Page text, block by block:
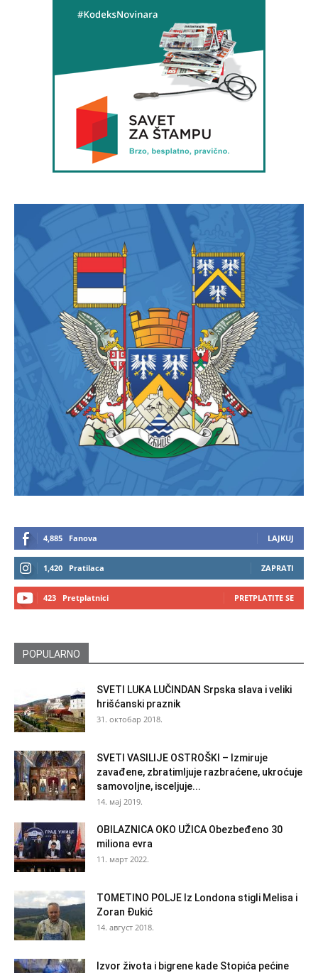
4,885 Fanova LAJKUJ
1,420 Pratilaca ZAPRATI
423 Pretplatnici PRETPLATITE SE
POPULARNO
SVETI LUKA LUČINDAN Srpska slava i veliki
hrišćanski praznik
31. октобар 2018.
SVETI VASILIJE OSTROŠKI – Izmiruje
zavađene, zbratimljuje razbraćene, ukroćuje
samovoljne, isceljuje...
14. мај 2019.
OBILAZNICA OKO UŽICA Obezbeđeno 30
miliona evra
11. март 2022.
TOMETINO POLJE Iz Londona stigli Melisa i
Zoran Đukić
14. август 2018.
Izvor života i bigrene kade Stopića pećine